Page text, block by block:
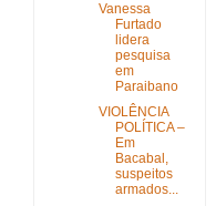
Vanessa
Furtado
lidera
pesquisa
em
Paraibano
VIOLÊNCIA
POLÍTICA –
Em
Bacabal,
suspeitos
armados...